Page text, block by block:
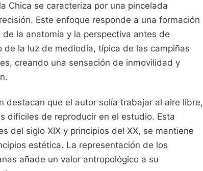
Chica se caracteriza por una pincelada
Este enfoque responde a una formación
la anatomía y la perspectiva antes de
de la luz de mediodía, típica de las campiñas
creando una sensación de inmovilidad y
destacan que el autor solía trabajar al aire libre,
difíciles de reproducir en el estudio. Esta
del siglo XIX y principios del XX, se mantiene
estética. La representación de los
añade un valor antropológico a su